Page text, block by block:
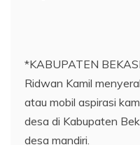
*KABUPATEN
Ridwan Kamil
atau mobil aspirasi
desa di Kabupaten
desa mandiri.